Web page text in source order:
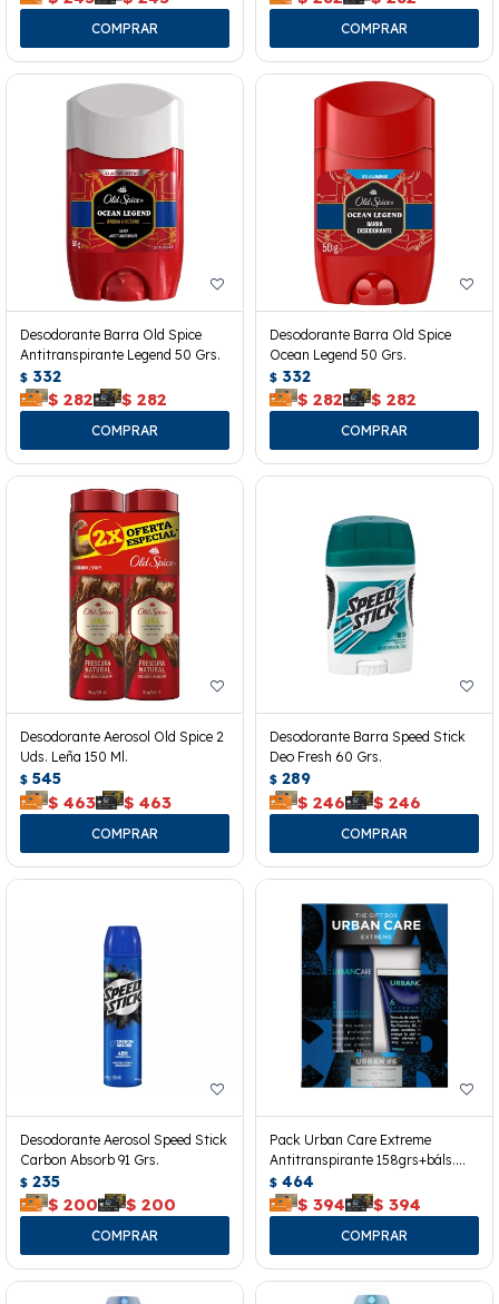
Desodorante Barra Old Spice
Antitranspirante Legend 50 Grs.
$ 332
$ 282 $ 282
Desodorante Barra Old Spice
Ocean Legend 50 Grs.
$ 332
$ 282 $ 282
Desodorante Aerosol Old Spice 2
Uds. Leña 150 Ml.
$ 545
$ 463 $ 463
Desodorante Barra Speed Stick
Deo Fresh 60 Grs.
$ 289
$ 246 $ 246
Desodorante Aerosol Speed Stick
Carbon Absorb 91 Grs.
$ 235
$ 200 $ 200
Pack Urban Care Extreme
Antitranspirante 158grs+báls.
100grs
$ 464
$ 394 $ 394